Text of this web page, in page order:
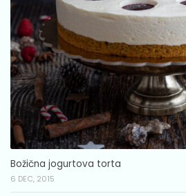
Božična jogurtova torta
6 DEC, 2015